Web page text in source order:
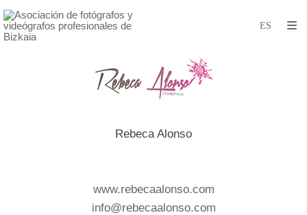
Rebeca Alonso
www.rebecaalonso.com
info@rebecaalonso.com